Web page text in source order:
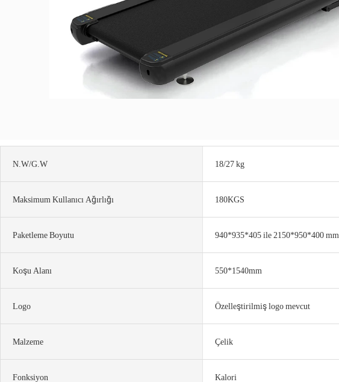
N.W/G.W 18/27 kg
Maksimum Kullanıcı Ağırlığı 180KGS
Paketleme Boyutu 940*935*405 ile 2150*950*400 mm
Koşu Alanı 550*1540mm
Logo Özelleştirilmiş logo mevcut
Malzeme Çelik
Fonksiyon Kalori